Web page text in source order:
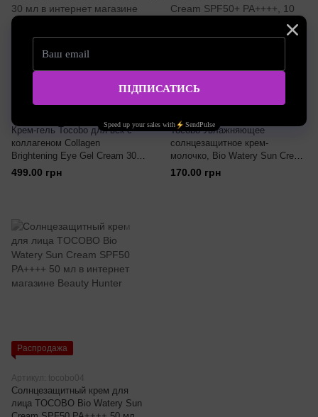
Крем-гель Tocobo для век с
коллагеном Collagen
Brightening Eye Gel Cream 30
мл
499.00 грн
Распродажа
Tocobo Увлажняющее
солнцезащитное крем-
молочко, Bio Watery Sun Cream
SPF50+ PA++++, 10 мл
170.00 грн
Распродажа
Артикул: tocobo04
Солнцезащитный крем для
лица TOCOBO Bio Watery Sun